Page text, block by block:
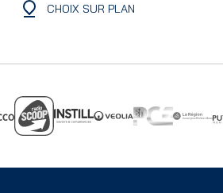
CHOIX SUR PLAN